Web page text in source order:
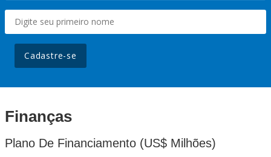
Cadastre-se
Finanças
Plano De Financiamento (US$ Milhões)